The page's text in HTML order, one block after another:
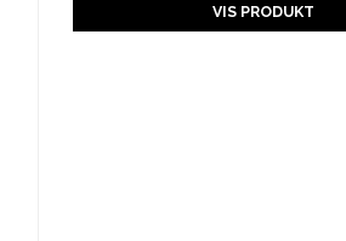
VIS PRODUKT